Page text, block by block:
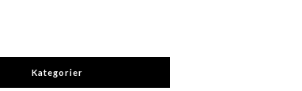
Kategorier